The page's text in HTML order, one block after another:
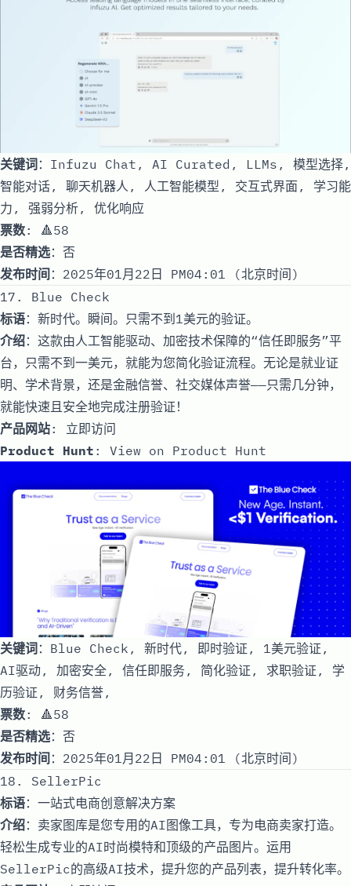
关键词：Infuzu Chat, AI Curated, LLMs, 模型选择,
智能对话, 聊天机器人, 人工智能模型, 交互式界面, 学习能
力, 强弱分析, 优化响应
票数: 🔺58
是否精选：否
发布时间 ：2025年01月22日 PM04:01 (北京时间)
17. Blue Check
标语：新时代。瞬间。只需不到1美元的验证。
介绍：这款由人工智能驱动、加密技术保障的“信任即服务”平
台，只需不到一美元，就能为您简化验证流程。无论是就业证
明、学术背景，还是金融信誉、社交媒体声誉——只需几分钟，
就能快速且安全地完成注册验证！
产品网站: 立即访问
Product Hunt : View on Product Hunt
关键词：Blue Check, 新时代, 即时验证, 1美元验证,
AI驱动, 加密安全, 信任即服务, 简化验证, 求职验证, 学
历验证, 财务信誉,
票数: 🔺58
是否精选：否
发布时间 ：2025年01月22日 PM04:01 (北京时间)
18. SellerPic
标语：一站式电商创意解决方案
介绍：卖家图库是您专用的AI图像工具，专为电商卖家打造。
轻松生成专业的AI时尚模特和顶级的产品图片。运用
SellerPic的高级AI技术，提升您的产品列表，提升转化率。